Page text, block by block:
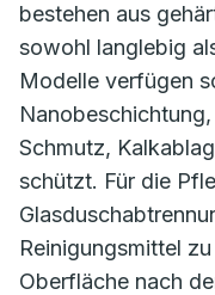
bestehen aus
sowohl langlebig
Modelle verfügen
Schmutz,
schützt. Für die
Reinigungsmittel
Oberfläche nach